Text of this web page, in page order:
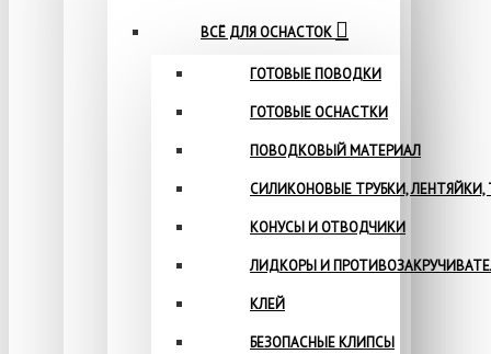
ВСЁ ДЛЯ ОСНАСТОК
ГОТОВЫЕ ПОВОДКИ
ГОТОВЫЕ ОСНАСТКИ
ПОВОДКОВЫЙ МАТЕРИАЛ
СИЛИКОНОВЫЕ ТРУБКИ,
КОНУСЫ И ОТВОДЧИКИ
ЛИДКОРЫ И
КЛЕЙ
БЕЗОПАСНЫЕ КЛИПСЫ